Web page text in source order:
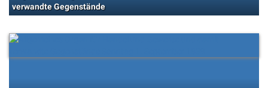
verwandte Gegenstände